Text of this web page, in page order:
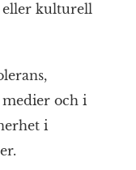
eller kulturell
medier och i
i